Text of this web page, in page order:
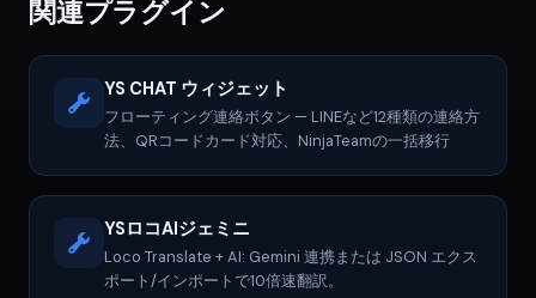
関連プラグイン
YS CHAT ウィジェット
フローティング連絡ボタン — LINEなど12種類の連絡方
法、QRコードカード対応、NinjaTeamの一括移行
YSロコAIジェミニ
Loco Translate + AI: Gemini 連携または JSON エクス
ポート/インポートで10倍速翻訳。